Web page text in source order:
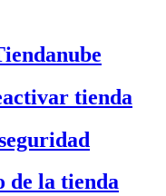
tienda
de la tienda